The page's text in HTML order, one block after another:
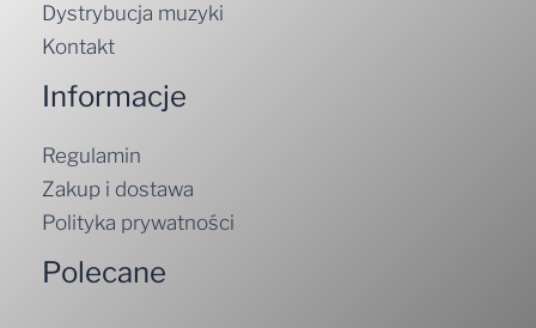
Dystrybucja muzyki
Kontakt
Informacje
Regulamin
Zakup i dostawa
Polityka prywatności
Polecane